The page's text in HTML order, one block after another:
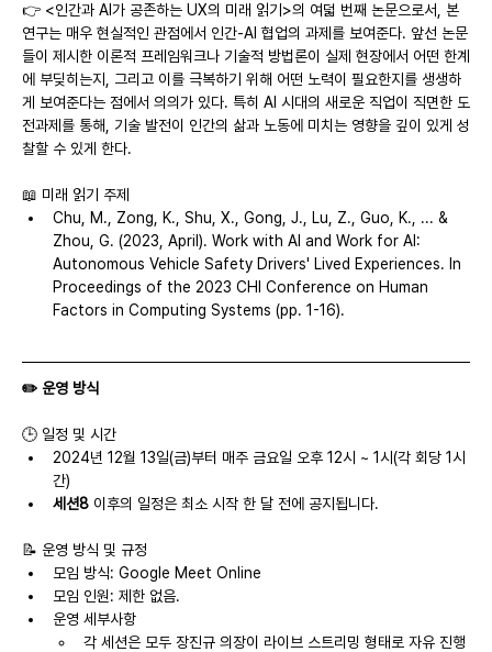
👉 <인간과 AI가 공존하는 UX의 미래 읽기>의 여덟 번째 논문으로서, 본
연구는 매우 현실적인 관점에서 인간-AI 협업의 과제를 보여준다. 앞선 논문
들이 제시한 이론적 프레임워크나 기술적 방법론이 실제 현장에서 어떤 한계
에 부딪히는지, 그리고 이를 극복하기 위해 어떤 노력이 필요한지를 생생하
게 보여준다는 점에서 의의가 있다. 특히 AI 시대의 새로운 직업이 직면한 도
전과제를 통해, 기술 발전이 인간의 삶과 노동에 미치는 영향을 깊이 있게 성
찰할 수 있게 한다.
📖 미래 읽기 주제
Chu, M., Zong, K., Shu, X., Gong, J., Lu, Z., Guo, K., ... &
Zhou, G. (2023, April). Work with AI and Work for AI:
Autonomous Vehicle Safety Drivers' Lived Experiences. In
Proceedings of the 2023 CHI Conference on Human
Factors in Computing Systems (pp. 1-16).
✏️ 운영 방식
🕒 일정 및 시간
2024년 12월 13일(금)부터 매주 금요일 오후 12시 ~ 1시(각 회당 1시
간)
세션8 이후의 일정은 최소 시작 한 달 전에 공지됩니다.
📝 운영 방식 및 규정
모임 방식: Google Meet Online
모임 인원: 제한 없음.
운영 세부사항
각 세션은 모두 장진규 의장이 라이브 스트리밍 형태로 자유 진행